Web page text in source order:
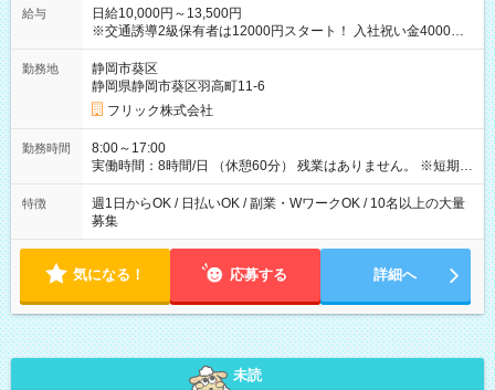
給与
日給10,000円～13,500円
※交通誘導2級保有者は12000円スタート！ 入社祝い金4000円
【試用期間】試用期間なし
勤務地
静岡市葵区
静岡県静岡市葵区羽高町11-6
フリック株式会社
勤務時間
8:00～17:00
実働時間：8時間/日 （休憩60分） 残業はありません。 ※短期の
募集は行っておりません。予めご了承くださいませ。
特徴
週1日からOK / 日払いOK / 副業・WワークOK / 10名以上の大量
募集
気になる！ 応募する 詳細へ
未読